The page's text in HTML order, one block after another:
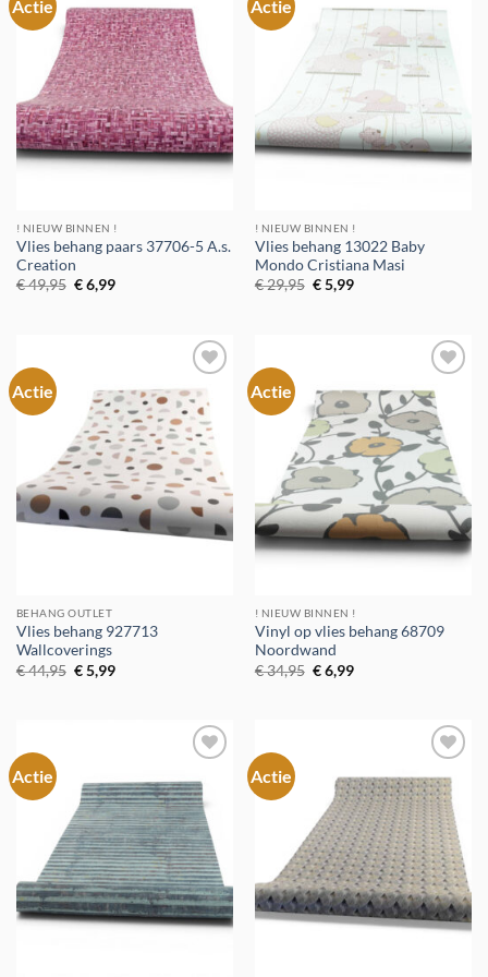
Actie
aan
verlanglijst
! NIEUW BINNEN !
Vlies behang paars 37706-5 A.s.
Creation
€49,95 Oorspronkelijke
prijs
€6,99Huidige
Actie
verlanglijst
! NIEUW BINNEN !
Vlies behang 13022 Baby
Mondo Cristiana Masi
€29,95 Oorspronkelijke
prijs
€5,99Huidige
Actie
Toevoegen
aan
verlanglijst
BEHANG OUTLET
Vlies behang 927713
Wallcoverings
€44,95 Oorspronkelijke
prijs
€5,99Huidige
Actie
Toevoegen
aan
verlanglijst
! NIEUW BINNEN !
Vinyl op vlies behang 68709
Noordwand
€34,95 Oorspronkelijke
prijs
€6,99Huidige
Actie
aan
verlanglijst
Actie
Toevoegen
aan
verlanglijst